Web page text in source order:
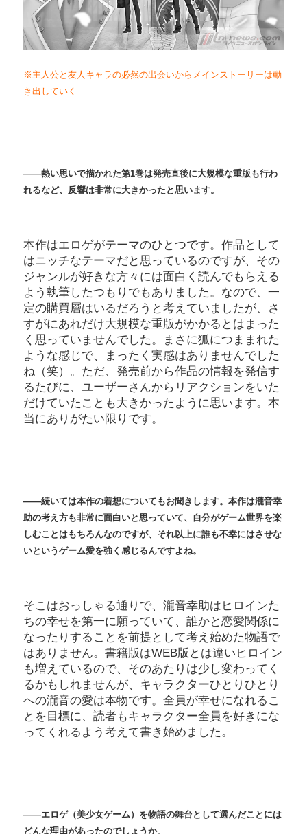
※主人公と友人キャラの必然の出会いからメインストーリーは動
き出していく
――熱い思いで描かれた第1巻は発売直後に大規模な重版も行わ
れるなど、反響は非常に大きかったと思います。
本作はエロゲがテーマのひとつです。作品として
はニッチなテーマだと思っているのですが、その
ジャンルが好きな方々には面白く読んでもらえる
よう執筆したつもりでもありました。なので、一
定の購買層はいるだろうと考えていましたが、さ
すがにあれだけ大規模な重版がかかるとはまった
く思っていませんでした。まさに狐につままれた
ような感じで、まったく実感はありませんでした
ね（笑）。ただ、発売前から作品の情報を発信す
るたびに、ユーザーさんからリアクションをいた
だけていたことも大きかったように思います。本
当にありがたい限りです。
――続いては本作の着想についてもお聞きします。本作は瀧音幸
助の考え方も非常に面白いと思っていて、自分がゲーム世界を楽
しむことはもちろんなのですが、それ以上に誰も不幸にはさせな
いというゲーム愛を強く感じるんですよね。
そこはおっしゃる通りで、瀧音幸助はヒロインた
ちの幸せを第一に願っていて、誰かと恋愛関係に
なったりすることを前提として考え始めた物語で
はありません。書籍版はWEB版とは違いヒロイン
も増えているので、そのあたりは少し変わってく
るかもしれませんが、キャラクターひとりひとり
への瀧音の愛は本物です。全員が幸せになれるこ
とを目標に、読者もキャラクター全員を好きにな
ってくれるよう考えて書き始めました。
――エロゲ（美少女ゲーム）を物語の舞台として選んだことには
どんな理由があったのでしょうか。